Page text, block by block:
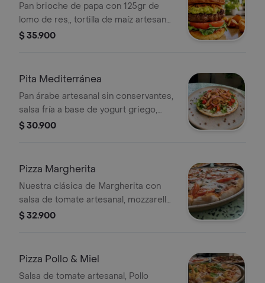
Pan brioche de papa con 125gr de
lomo de res,, tortilla de maíz artesanal,
pure de frijol negro, guacamole,
$ 35.900
Pita Mediterránea
Pan árabe artesanal sin conservantes,
salsa fría a base de yogurt griego,
ensalada mediterranea, cebolla
tu proteína favorita
$ 30.900
Pizza Margherita
Nuestra clásica de Margherita con
salsa de tomate artesanal, mozzarella
de búfala artesanal, albahaca fresca y
$ 32.900
Pizza Pollo & Miel
Salsa de tomate artesanal, Pollo